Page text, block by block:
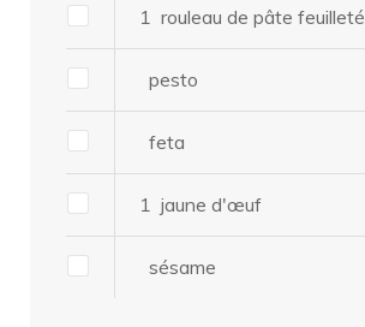
1 rouleau de pâte feuilleté
pesto
feta
1 jaune d'œuf
sésame